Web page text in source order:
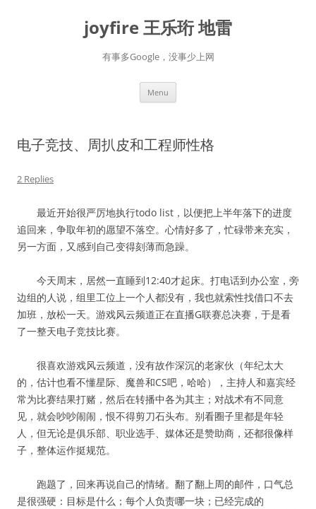
joyfire 王乐珩 地雷
有事多Google，没事少上网
Menu
电子竞技、周扒皮和工程师性格
2 Replies
最近开始很严厉地执行todo list，以便把上半年落下的进度
追回来，争取年初的愿望不落空。心情好多了，忙碌带来充实，
另一方面，又感到自己变得刻薄而急躁。
今天周末，居然一直睡到12:40才起床。打电话到办公室，旁
边组的人说，组里工位上一个人都没有，我也就索性找借口不去
加班，放松一天。游戏风云频道正在直播G联赛总决赛，于是看
了一整天电子竞技比赛。
很喜欢游戏风云频道，没有故作深沉的老家伙（年纪太大
的，估计也看不懂星际、魔兽和CS吧，哈哈），主持人和嘉宾经
常为比赛结果打赌，然后在转播中各为其主；对战术有不同意
见，就会吵吵闹闹，恨不得剪刀石头布。别看圈子里都是年轻
人，但无论是俱乐部、职业选手、媒体还是赞助商，还都很像样
子，整体运作挺规范。
跑题了，回来再说自己的情绪。翻了翻上周的邮件，口气总
是很强硬：目标是什么；每个人负责哪一块；已经完成的